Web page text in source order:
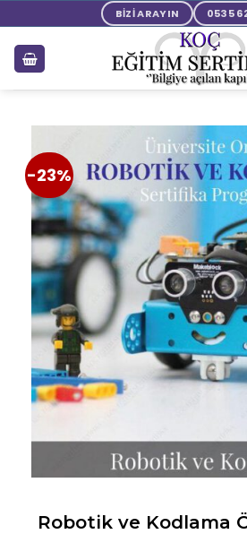
BİZİ ARAYIN 0535
-23%
Robotik ve Kodlama